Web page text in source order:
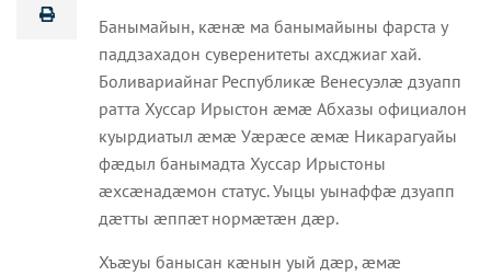
Банымайын, кæнæ ма банымайыны фарста у
паддзахадон суверенитеты ахсджиаг хай.
Боливариайнаг Республикæ Венесуэлæ дзуапп
ратта Хуссар Ирыстон æмæ Абхазы официалон
куырдиатыл æмæ Уæрæсе æмæ Никарагуайы
фæдыл банымадта Хуссар Ирыстоны
æхсæнадæмон статус. Уыцы уынаффæ дзуапп
дæтты æппæт нормæтæн дæр.
Хъæуы банысан кæнын уый дæр, æмæ